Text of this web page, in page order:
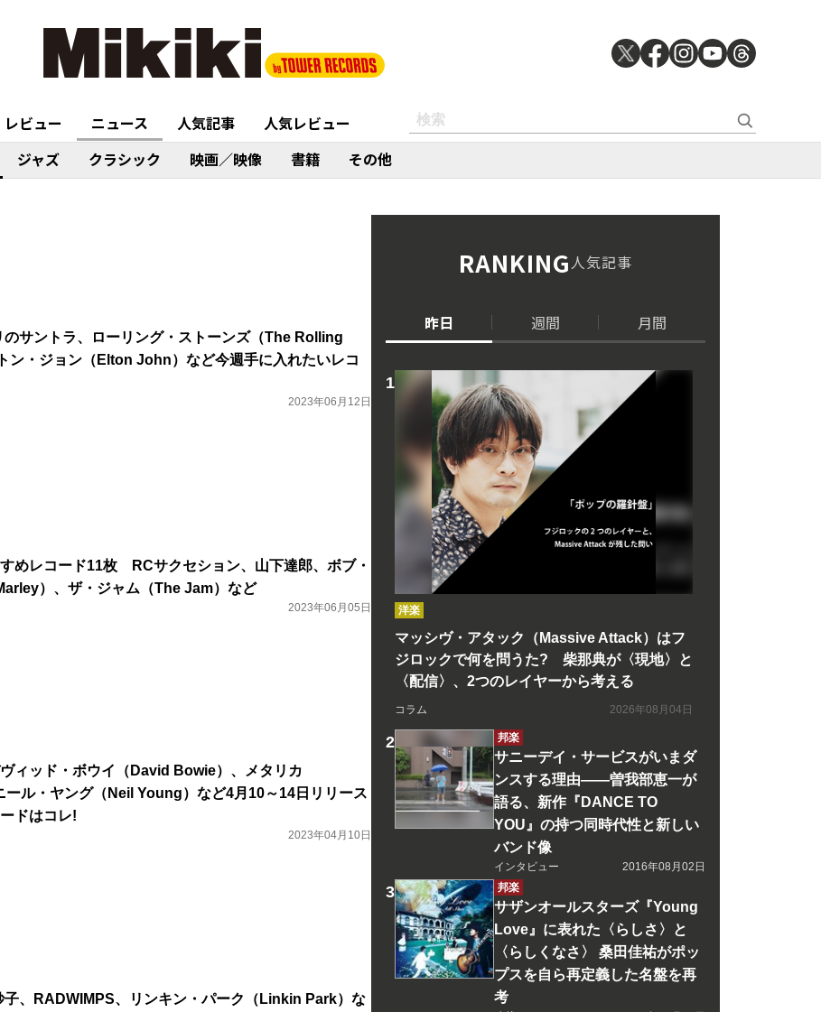
レビュー ニュース 人気記事
人気レビュー
ジャズ クラシック 映画／映像 書籍 その他
のサントラ、ローリング・ストーンズ（The Rolling
ン・ジョン（Elton John）など今週手に入れたいレコ
2023年06月12日
めレコード11枚 RCサクセション、山下達郎、ボブ・
）、ザ・ジャム（The Jam）など
2023年06月05日
ィッド・ボウイ（David Bowie）、メタリカ
ール・ヤング（Neil Young）など4月10～14日リリース
ドはコレ!
2023年04月10日
子、RADWIMPS、リンキン・パーク（Linkin Park）な
RANKING人気記事
昨日 週間 月間
洋楽
マッシヴ・アタック（Massive Attack）はフ
ジロックで何を問うた? 柴那典が〈現地〉と
〈配信〉、2つのレイヤーから考える
コラム 2026年08月04日
邦楽
サニーデイ・サービスがいまダ
ンスする理由――曽我部恵一が
語る、新作『DANCE TO
YOU』の持つ同時代性と新しい
バンド像
インタビュー
2016年08月02日
邦楽
サザンオールスターズ『Young
Love』に表れた〈らしさ〉と
〈らしくなさ〉 桑田佳祐がポッ
プスを自ら再定義した名盤を再
考